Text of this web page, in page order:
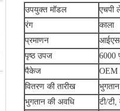
उपयुक्त मॉडल
एचपी
रंग
काला
प्रमाणन
पृष्ठ उपज
6000
पैकेज
OEM
वितरण की तारीख
भुगतान की अवधि
टी/